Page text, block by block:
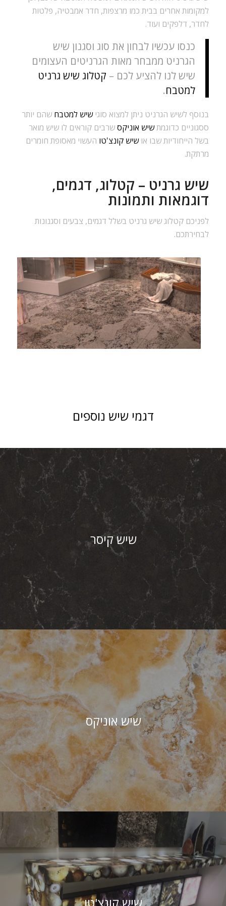
למקומות אחרים בבית כמו מרצפות, חדר אמבטיה, פלטות
לחדר, דלפקים ועוד.
כנסו עכשיו לבחון את סוג וסגנון שיש
הגרניט ממבחר מאות הגרניטים העצומים
שיש לנו להציע לכם – קטלוג שיש גרניט
למטבח.
בנוסף לשיש הגרניט ניתן למצוא סוגישיש למטבח שהם יותר
ססגוניים כדוגמתשיש אוניקסשרבים קוראים לו שיש מואר
בשל הייחודיות שבו אושיש קונצ'טו העשוי מאסופת חומרים
מרתקת.
שיש גרניט – קטלוג, דגמים,
דוגמאות ותמונות
לפניכם קטלוג שיש גרניט בשלל דגמים, צבעים וסגנונות
לבחירתכם.
דגמי שיש נוספים
שיש קיסר
שיש אוניקס